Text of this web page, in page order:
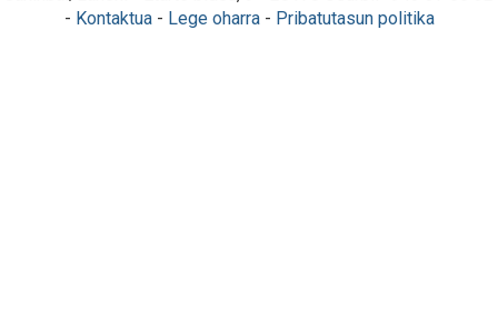
- Kontaktua- Lege oharra- Pribatutasun politika